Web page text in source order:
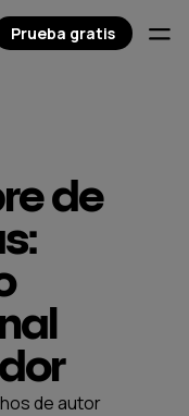
de
de autor
Prueba gratis